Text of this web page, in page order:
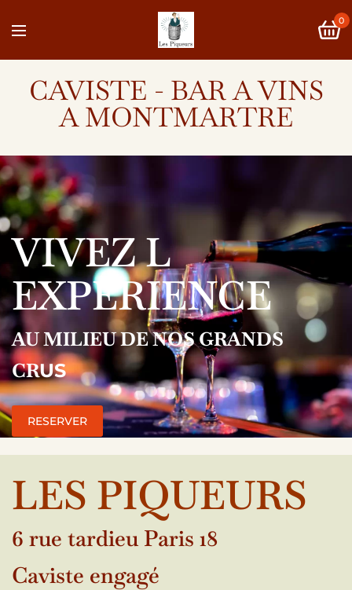
0
CAVISTE - BAR A VINS
A MONTMARTRE
VIVEZ L
EXPERIENCE
AU MILIEU DE NOS GRANDS
CRUS
RESERVER
LES PIQUEURS
6 rue tardieu Paris 18
Caviste engagé